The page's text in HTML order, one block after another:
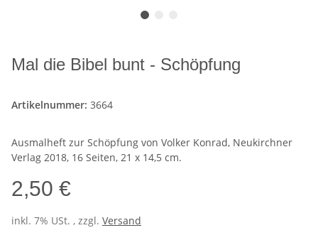
Mal die Bibel bunt - Schöpfung
Artikelnummer: 3664
Ausmalheft zur Schöpfung von Volker Konrad, Neukirchner
Verlag 2018, 16 Seiten, 21 x 14,5 cm.
2,50 €
inkl. 7% USt. , zzgl. Versand